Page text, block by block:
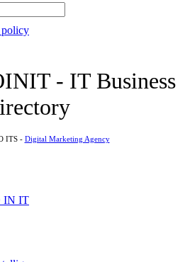
- IT Business
ITS - Digital Marketing Agency
IN IT